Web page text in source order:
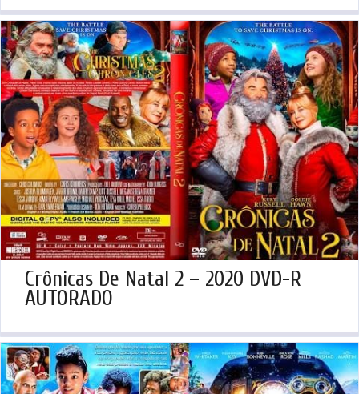
Crônicas De Natal 2 – 2020 DVD-R
AUTORADO